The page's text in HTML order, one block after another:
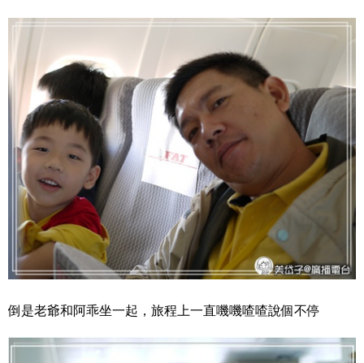
倒是老爺和阿乖坐一起，旅程上一直嘰嘰喳喳說個不停